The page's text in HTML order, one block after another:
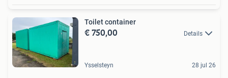
Toilet container
€ 750,00 Details
Ysselsteyn 28 jul 26